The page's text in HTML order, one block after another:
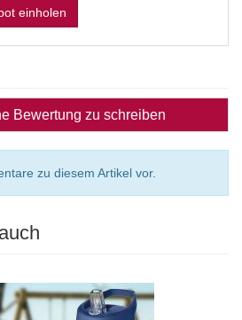
einholen
Bewertung zu schreiben
zu diesem Artikel vor.